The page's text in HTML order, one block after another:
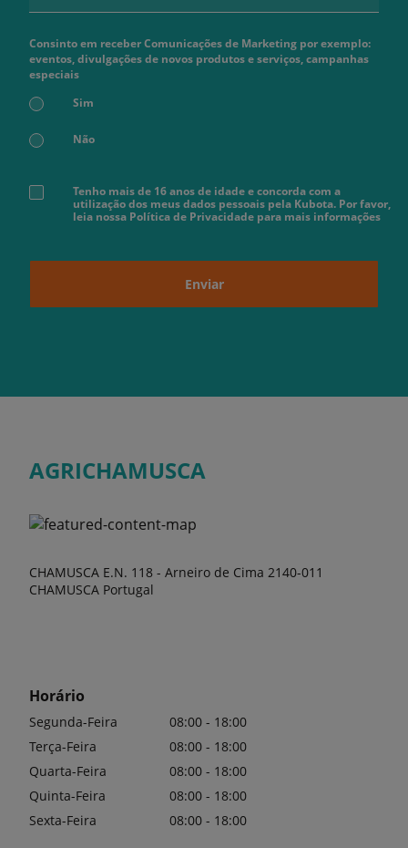
Consinto em receber Comunicações de Marketing por exemplo:
eventos, divulgações de novos produtos e serviços, campanhas
especiais
Sim
Não
Tenho mais de 16 anos de idade e concorda com a
utilização dos meus dados pessoais pela Kubota. Por favor,
leia nossa Política de Privacidade para mais informações
Enviar
AGRICHAMUSCA
CHAMUSCA E.N. 118 - Arneiro de Cima 2140-011
CHAMUSCA Portugal
Horário
Segunda-Feira
08:00 - 18:00
Terça-Feira
08:00 - 18:00
Quarta-Feira
08:00 - 18:00
Quinta-Feira
08:00 - 18:00
Sexta-Feira
08:00 - 18:00